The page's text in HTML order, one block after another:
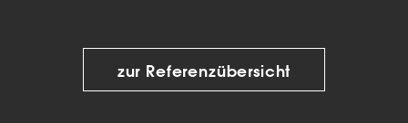
zur Referenzübersicht